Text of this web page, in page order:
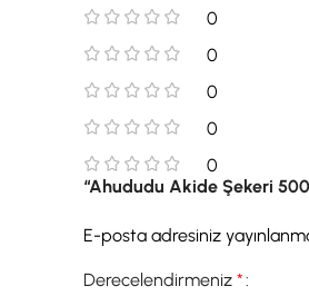
0
0
0
0
0
“Ahududu Akide Şekeri
E-posta adresiniz
Derecelendirmeniz*